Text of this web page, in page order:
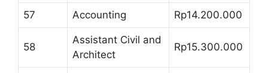
57 Accounting Rp14.200.000
58
Assistant Civil and
Architect
Rp15.300.000